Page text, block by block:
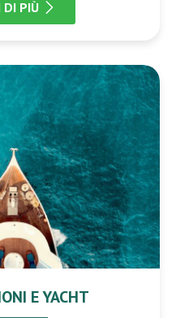
DI PIÙ
E YACHT